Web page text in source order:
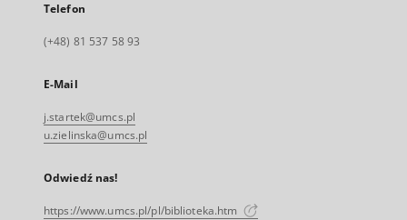
Telefon
(+48) 81 537 58 93
E-Mail
j.startek@umcs.pl
u.zielinska@umcs.pl
Odwiedź nas!
https://www.umcs.pl/pl/biblioteka.htm